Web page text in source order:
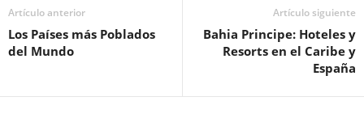
Artículo anterior
Los Países más Poblados
del Mundo
Artículo siguiente
Bahia Principe: Hoteles y
Resorts en el Caribe y
España